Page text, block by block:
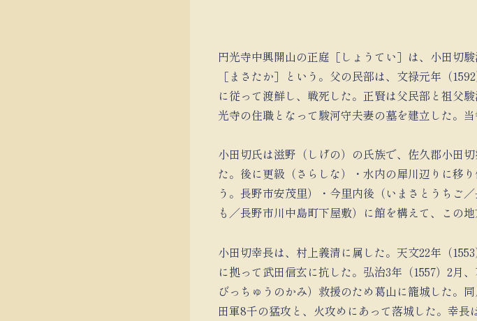
円光寺中興開山の正庭［しょうてい］は、小田切
［まさたか］という。父の民部は、文禄元年（
に従って渡鮮し、戦死した。正賢は父民部と祖父
光寺の住職となって駿河守夫妻の墓を建立した。
小田切氏は滋野（しげの）の氏族で、佐久郡小田
た。後に更級（さらしな）・水内の犀川辺りに移
う。長野市安茂里）・今里内後（いまさとうちご
も／長野市川中島町下屋敷）に館を構えて、この地
小田切幸長は、村上義清に属した。天文22年（
に拠って武田信玄に抗した。弘治3年（1557）2月
びっちゅうのかみ）救援のため葛山に籠城した。
田軍8千の猛攻と、火攻めにあって落城した。幸